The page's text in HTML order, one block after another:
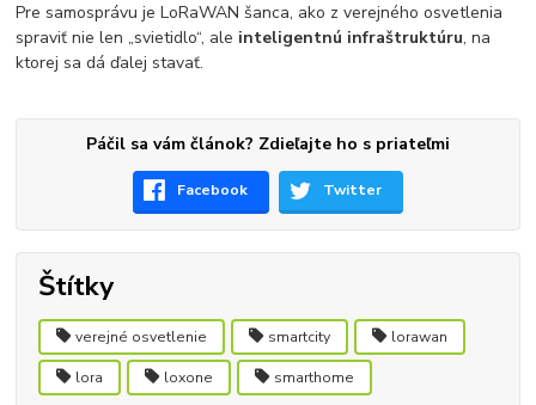
Pre samosprávu je LoRaWAN šanca, ako z verejného osvetlenia
spraviť nie len „svietidlo“, ale inteligentnú infraštruktúru, na
ktorej sa dá ďalej stavať.
Páčil sa vám článok? Zdieľajte ho s priateľmi
Facebook Twitter
Štítky
verejné osvetlenie smartcity lorawan
lora loxone smarthome